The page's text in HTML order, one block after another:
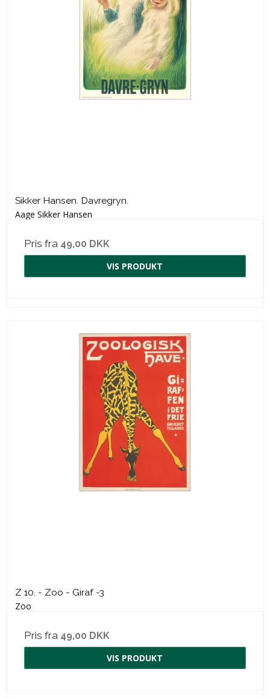
Sikker Hansen. Davregryn.
Aage Sikker Hansen
Pris fra 49,00 DKK
VIS PRODUKT
Z 10. - Zoo - Giraf -3
Zoo
Pris fra 49,00 DKK
VIS PRODUKT